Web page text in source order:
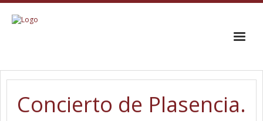
INICIO
EL CORO
Concierto de Plasencia.